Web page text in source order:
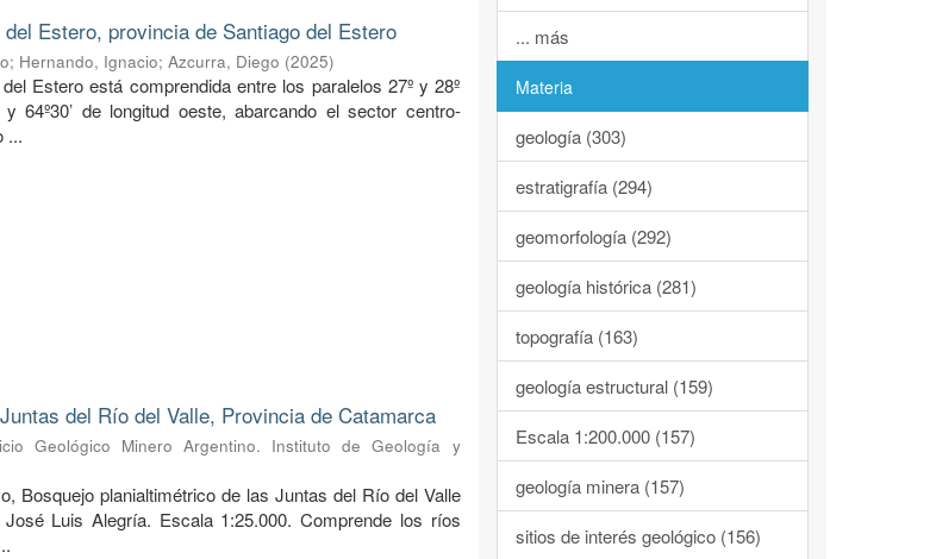
Estero, provincia de Santiago del Estero
; Hernando, Ignacio;Azcurra, Diego (2025)
Estero está comprendida entre los paralelos 27º y 28º
64º30’ de longitud oeste, abarcando el sector centro-
...
del Río del Valle, Provincia de Catamarca
Geológico Minero Argentino. Instituto de Geología y
Bosquejo planialtimétrico de las Juntas del Río del Valle
Luis Alegría. Escala 1:25.000. Comprende los ríos
... más
Materia
geología (303)
estratigrafía (294)
geomorfología (292)
geología histórica (281)
topografía (163)
geología estructural (159)
Escala 1:200.000 (157)
geología minera (157)
sitios de interés geológico (156)